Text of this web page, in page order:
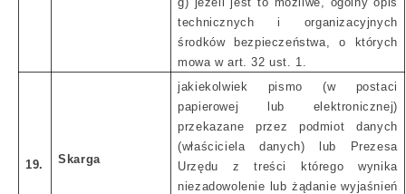
technicznych i organizacyjnych
środków bezpieczeństwa, o których
mowa w art. 32 ust. 1.
19. Skarga
jakiekolwiek pismo (w postaci
papierowej lub elektronicznej)
przekazane przez podmiot danych
(właściciela danych) lub Prezesa
Urzędu z treści którego wynika
niezadowolenie lub żądanie wyjaśnień